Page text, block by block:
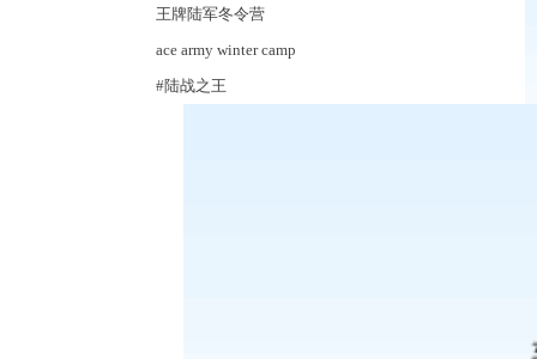
王牌陆军冬令营
ace army winter camp
#陆战之王